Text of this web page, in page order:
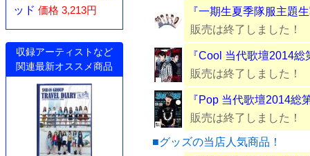
ッド 価格 3,213円
収録アーティストなど
関連最新オススメ商品
『一期生夏季隊服主題
販売は終了しました！
『Cool 当代歌壇2014総
販売は終了しました！
『Pop 当代歌壇2014総
販売は終了しました！
■グッズの当店人気商品！